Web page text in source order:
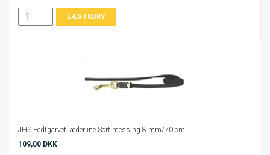
JHS Fedtgarvet læderline Sort messing 8 mm/70 cm
109,00 DKK